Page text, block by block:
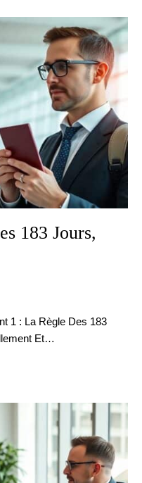
183 Jours,
1 : La Règle Des 183
Et…